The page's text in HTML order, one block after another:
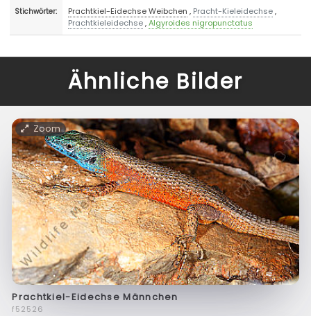
Stichwörter: Prachtkiel-Eidechse Weibchen , Pracht-Kieleidechse,
Prachtkieleidechse,Algyroides nigropunctatus
Ähnliche Bilder
Zoom
Prachtkiel-Eidechse Männchen
f52526